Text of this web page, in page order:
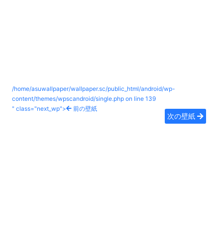
/home/asuwallpaper/wallpaper.sc/public_html/android/wp-
content/themes/wpscandroid/single.php on line 139
" class="next_wp">
前の壁紙
次の壁紙